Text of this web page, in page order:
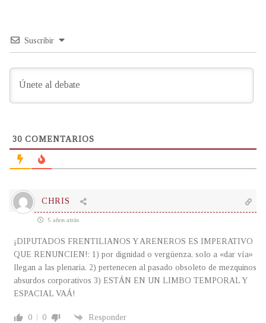
Suscribir
30 COMENTARIOS
CHRIS
5 años atrás
¡DIPUTADOS FRENTILIANOS Y ARENEROS ES IMPERATIVO
QUE RENUNCIEN!: 1) por dignidad o vergüenza, solo a «dar vía»
llegan a las plenaria. 2) pertenecen al pasado obsoleto de mezquinos
absurdos corporativos 3) ESTÁN EN UN LIMBO TEMPORAL Y
ESPACIAL VAÁ!
0 0 Responder